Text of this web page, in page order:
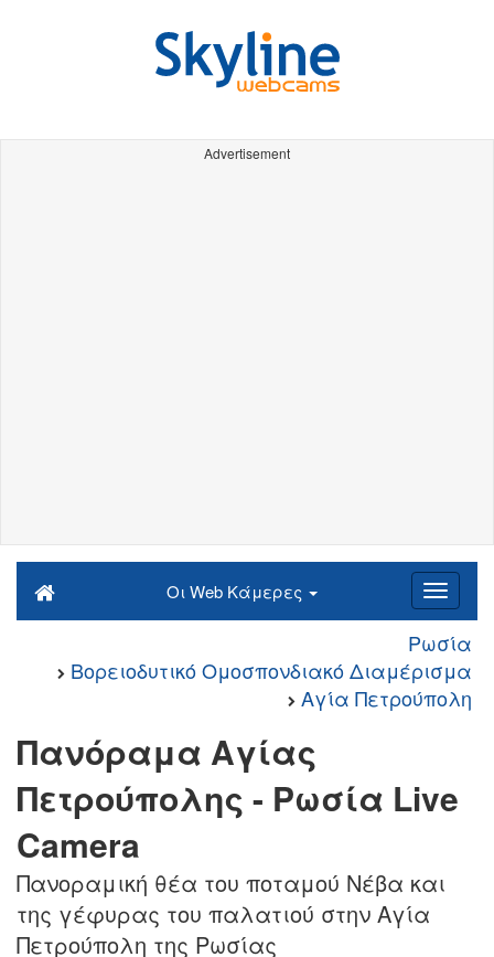
Advertisement
Οι Web Κάμερες
Ρωσία
Βορειοδυτικό Ομοσπονδιακό Διαμέρισμα
Αγία Πετρούπολη
Πανόραμα Αγίας
Πετρούπολης - Ρωσία Live
Camera
Πανοραμική θέα του ποταμού Νέβα και
της γέφυρας του παλατιού στην Αγία
Πετρούπολη της Ρωσίας